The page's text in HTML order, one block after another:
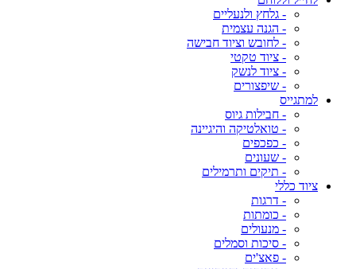
- גלחץ ולנעליים
- הגנה עצמית
- לחובש וציוד חבישה
- ציוד טקטי
- ציוד לנשק
- שיפצורים
למתגייס
- חבילות גיוס
- טואלטיקה והיגיינה
- כפכפים
- שעונים
- תיקים ותרמילים
ציוד כללי
- דרגות
- כומתות
- מנעולים
- סיכות וסמלים
- פאצ'ים